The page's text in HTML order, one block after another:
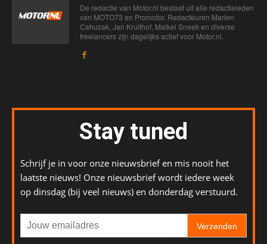
De redactie van Motor.nl bestaat uit alle redactieleden
van MOTO73 en Promotor. Redacteuren Marien
Cahuzak, Jan Kruithof, Maikel Sneek en diverse
freelancers zijn dagelijks actief voor Motor.nl.
Stay tuned
Schrijf je in voor onze nieuwsbrief en mis nooit het
laatste nieuws! Onze nieuwsbrief wordt iedere week
op dinsdag (bij veel nieuws) en donderdag verstuurd.
Verzenden